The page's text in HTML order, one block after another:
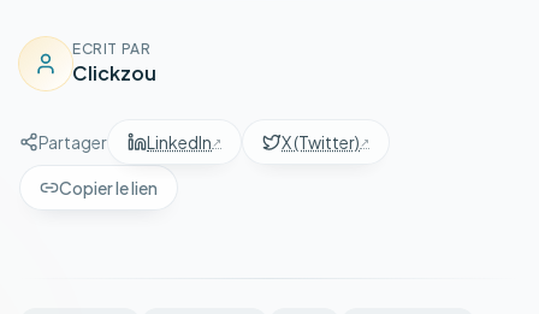
ECRIT PAR
Clickzou
Partager LinkedIn X (Twitter)
Copier le lien